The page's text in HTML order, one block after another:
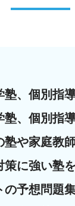
、個別指
、個別指
や家庭教
に強い塾
予想問題